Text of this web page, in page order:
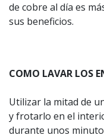
de cobre al día es
sus beneficios.
COMO LAVAR LOS
Utilizar la mitad de
y frotarlo en el
durante unos